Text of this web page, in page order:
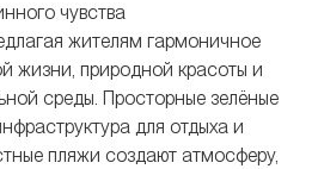
чувства
жителям гармоничное
жизни, природной красоты и
среды. Просторные зелёные
для отдыха и
пляжи создают атмосферу,